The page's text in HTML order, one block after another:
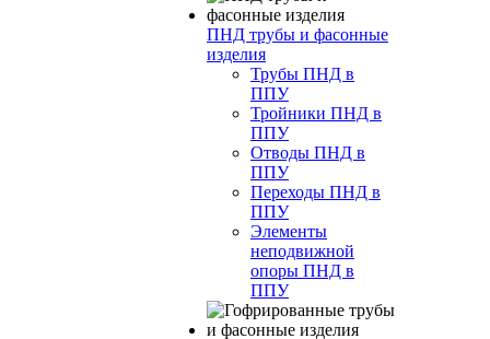
ПНД трубы и фасонные
изделия
Трубы ПНД в
ППУ
Тройники ПНД в
ППУ
Отводы ПНД в
ППУ
Переходы ПНД в
ППУ
Элементы
неподвижной
опоры ПНД в
ППУ